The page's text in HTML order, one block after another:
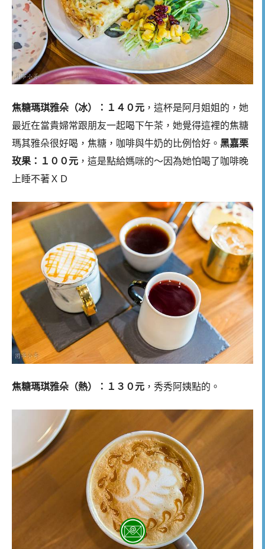
焦糖瑪琪雅朵（冰）：１４０元 ，這杯是阿月姐姐的，她
最近在當貴婦常跟朋友一起喝下午茶，她覺得這裡的焦糖
瑪其雅朵很好喝，焦糖，咖啡與牛奶的比例恰好。 黑嘉栗
玫果：１００元 ，這是點給媽咪的～因為她怕喝了咖啡晚
上睡不著ＸＤ
焦糖瑪琪雅朵（熱）：１３０元 ，秀秀阿姨點的。